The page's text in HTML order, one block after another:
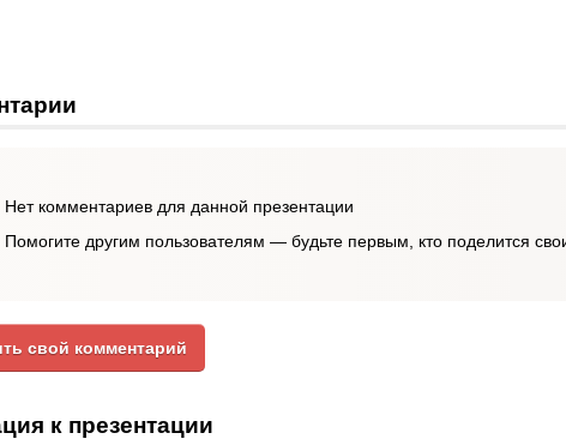
Нет комментариев для данной презентации
Помогите другим пользователям — будьте первым, кто поделится
свой комментарий
к презентации